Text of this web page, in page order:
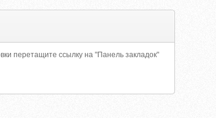
перетащите ссылку на "Панель закладок"